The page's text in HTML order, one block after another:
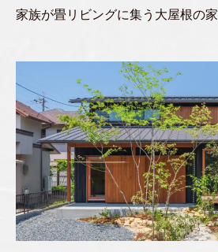
家族が畳リビングに集う大屋根の家